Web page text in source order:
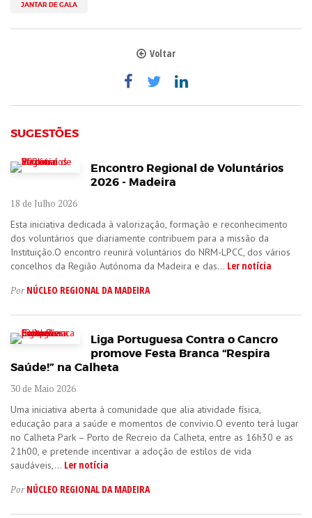
JANTAR DE GALA
Voltar
SUGESTÕES
Encontro Regional de Voluntários
2026 - Madeira
18 de Julho 2026
Esta iniciativa dedicada à valorização, formação e reconhecimento
dos voluntários que diariamente contribuem para a missão da
Instituição.O encontro reunirá voluntários do NRM-LPCC, dos vários
concelhos da Região Autónoma da Madeira e das... Ler notícia
PorNÚCLEO REGIONAL DA MADEIRA
Liga Portuguesa Contra o Cancro
promove Festa Branca “Respira
Saúde!” na Calheta
30 de Maio 2026
Uma iniciativa aberta à comunidade que alia atividade física,
educação para a saúde e momentos de convívio.O evento terá lugar
no Calheta Park – Porto de Recreio da Calheta, entre as 16h30 e as
21h00, e pretende incentivar a adoção de estilos de vida
saudáveis,... Ler notícia
PorNÚCLEO REGIONAL DA MADEIRA